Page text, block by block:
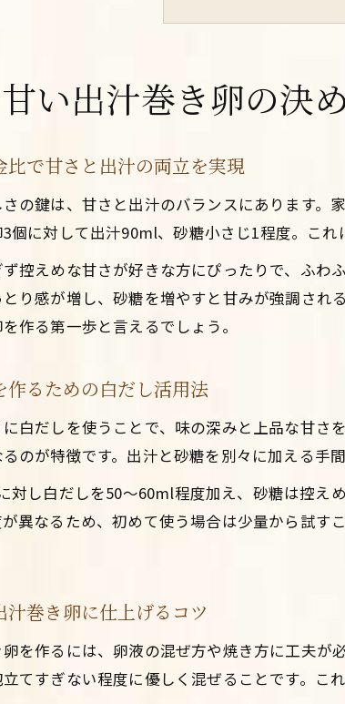
甘めの出汁
プロも注目する甘
プロ直伝の甘
ふわふわ甘
白だしで再現
ふわっと仕上が
ふわふわ食
だし巻き卵
白だしで叶える
白だしが引
だし巻き卵
家庭で簡単に再
家庭でつく
い出汁巻き卵の決
比で甘さと出汁の両立を実現
の鍵は、甘さと出汁のバランスにあります。
個に対して出汁90ml、砂糖小さじ1程度。こ
控えめな甘さが好きな方にぴったりで、ふ
り感が増し、砂糖を増やすと甘みが強調さ
作る第一歩と言えるでしょう。
作るための白だし活用法
白だしを使うことで、味の深みと上品な甘さ
のが特徴です。出汁と砂糖を別々に加える手
対し白だしを50〜60ml程度加え、砂糖は控え
異なるため、初めて使う場合は少量から試
巻き卵に仕上げるコツ
を作るには、卵液の混ぜ方や焼き方に工夫
てすぎない程度に優しく混ぜることです。こ